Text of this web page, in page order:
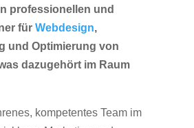
professionellen und
für Webdesign,
und Optimierung von
dazugehört im Raum
kompetentes Team im